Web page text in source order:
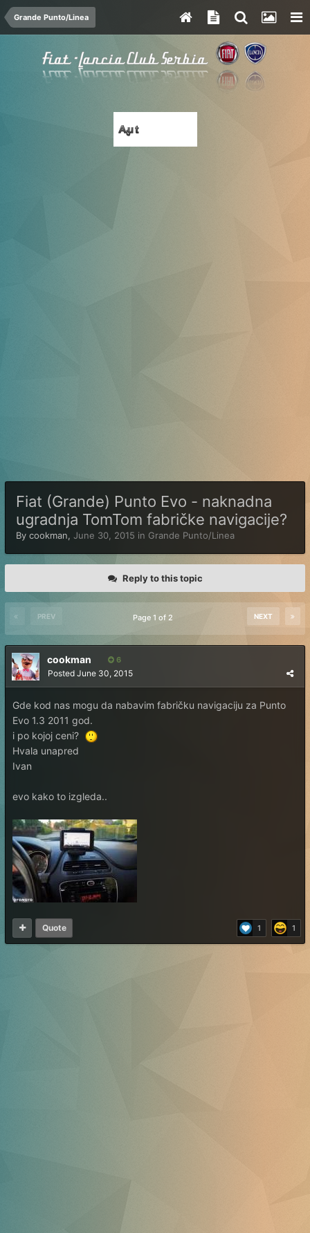
Grande Punto/Linea
Fiat (Grande) Punto Evo - naknadna
ugradnja TomTom fabričke navigacije?
By cookman, June 30, 2015 in Grande Punto/Linea
Reply to this topic
PREV NEXT
Page 1 of 2
cookman 6
Posted June 30, 2015
Gde kod nas mogu da nabavim fabričku navigaciju za Punto
Evo 1.3 2011 god.
i po kojoj ceni?
Hvala unapred
Ivan
evo kako to izgleda..
1 1
Quote